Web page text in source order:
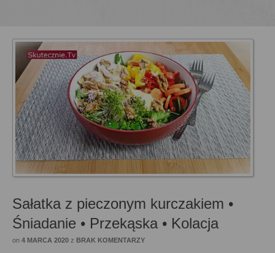
Sałatka z pieczonym kurczakiem •
Śniadanie • Przekąska • Kolacja
on 4 MARCA 2020 z BRAK KOMENTARZY